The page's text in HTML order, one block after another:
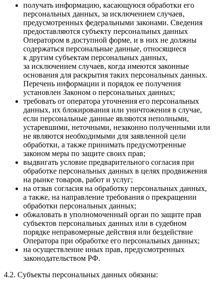
получать информацию, касающуюся обработки его
персональных данных, за исключением случаев,
предусмотренных федеральными законами. Сведения
предоставляются субъекту персональных данных
Оператором в доступной форме, и в них не должны
содержаться персональные данные, относящиеся
к другим субъектам персональных данных,
за исключением случаев, когда имеются законные
основания для раскрытия таких персональных данных.
Перечень информации и порядок ее получения
установлен Законом о персональных данных;
требовать от оператора уточнения его персональных
данных, их блокирования или уничтожения в случае,
если персональные данные являются неполными,
устаревшими, неточными, незаконно полученными или
не являются необходимыми для заявленной цели
обработки, а также принимать предусмотренные
законом меры по защите своих прав;
выдвигать условие предварительного согласия при
обработке персональных данных в целях продвижения
на рынке товаров, работ и услуг;
на отзыв согласия на обработку персональных данных,
а также, на направление требования о прекращении
обработки персональных данных;
обжаловать в уполномоченный орган по защите прав
субъектов персональных данных или в судебном
порядке неправомерные действия или бездействие
Оператора при обработке его персональных данных;
на осуществление иных прав, предусмотренных
законодательством РФ.
4.2. Субъекты персональных данных обязаны: